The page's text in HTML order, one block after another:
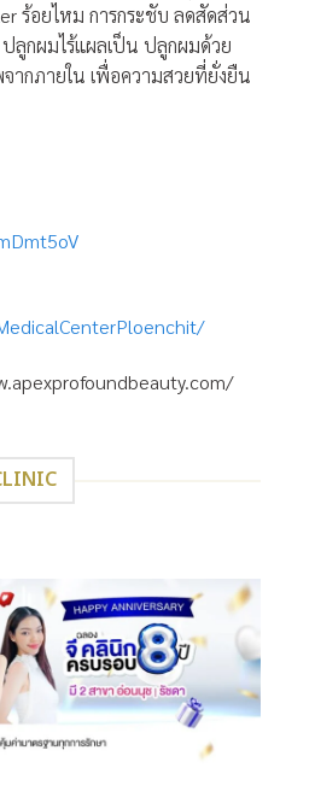
ร้อยไหม การกระชับ ลดสัดส่วน
ปลูกผมไร้แผลเป็น ปลูกผมด้วย
กภายใน เพื่อความสวยที่ยั่งยืน